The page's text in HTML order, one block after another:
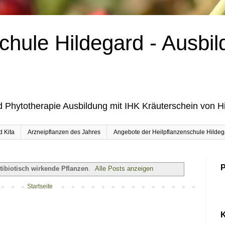
Hildegard -
Ausbildung mit IHK Kräuterschein von
Kita Arzneipflanzen des Jahres Angebote der Heilpflanzenschule
wirkende Pflanzen. Alle Posts anzeigen
Startseite